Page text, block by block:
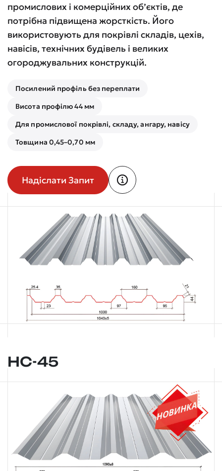
промислових і комерційних об’єктів, де
потрібна підвищена жорсткість. Його
використовують для покрівлі складів, цехів,
навісів, технічних будівель і великих
огороджувальних конструкцій.
Посилений профіль без переплати
Висота профілю 44 мм
Для промислової покрівлі, складу, ангару, навісу
Товщина 0,45–0,70 мм
Надіслати Запит
НС-45